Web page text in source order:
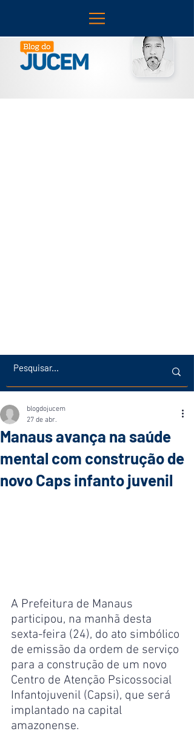
Manaus avança na saúde
mental com construção de
novo Caps infanto juvenil
blogdojucem
27 de abr.
A Prefeitura de Manaus
participou, na manhã desta
sexta-feira (24), do ato simbólico
de emissão da ordem de serviço
para a construção de um novo
Centro de Atenção Psicossocial
Infantojuvenil (Capsi), que será
implantado na capital
amazonense.